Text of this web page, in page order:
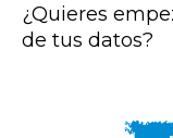
¿Quieres
de tus datos?